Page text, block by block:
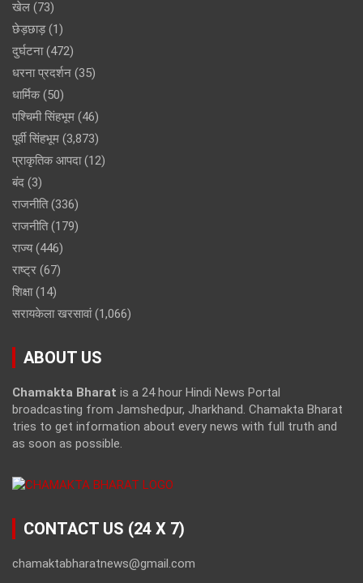
खेल (73)
छेड़छाड़(1)
दुर्घटना(472)
धरना प्रदर्शन (35)
धार्मिक(50)
पश्चिमी सिंहभूम (46)
पूर्वी सिंहभूम (3,873)
प्राकृतिक आपदा(12)
बंद (3)
राजनीति(336)
राजनीति(179)
राज्य(446)
राष्ट्र (67)
शिक्षा(14)
सरायकेला खरसावां(1,066)
ABOUT US
Chamakta Bharat is a 24 hour Hindi News Portal
broadcasting from Jamshedpur, Jharkhand. Chamakta Bharat
tries to get information about every news with full truth and
as soon as possible.
CONTACT US (24 X 7)
chamaktabharatnews@gmail.com